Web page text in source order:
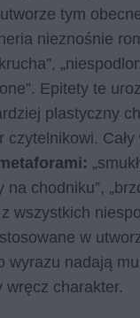
tym
nieznośnie
Epitety te
plastyczny
czytelnikowi.
na chodniku”,
wszystkich
w
wyrazu nadają
wręcz charakter.